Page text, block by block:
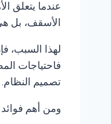
عندما يتعلق
الأسقف، بل
لهذا السبب،
فاحتياجات
تصميم النظام.
ومن أهم